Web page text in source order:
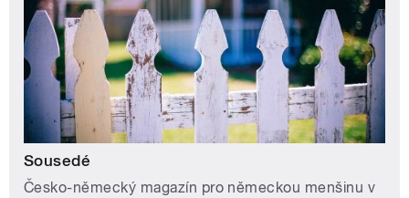
Sousedé
Česko-německý magazín pro německou menšinu v